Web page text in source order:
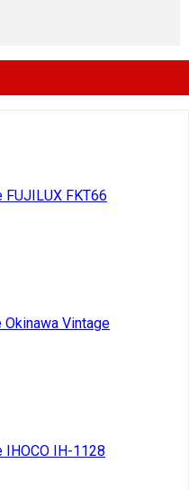
FUJILUX FKT66
Okinawa Vintage
IHOCO IH-1128